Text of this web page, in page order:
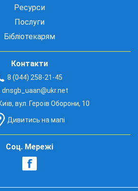
Ресурси
Послуги
Бібліотекарям
Контакти
8 (044) 258-21-45
dnsgb_uaan@ukr.net
вул. Героїв Оборони, 10
Дивитись на мапі
Соц. Мережі